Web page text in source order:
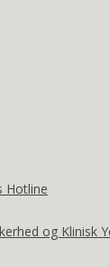
Hotline
og Klinisk